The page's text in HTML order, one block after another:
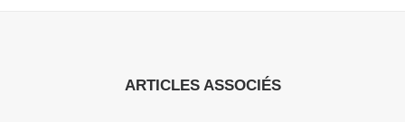
ARTICLES ASSOCIÉS